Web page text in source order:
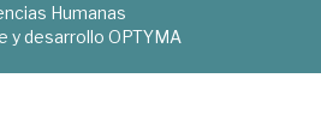
Humanas
y desarrollo OPTYMA